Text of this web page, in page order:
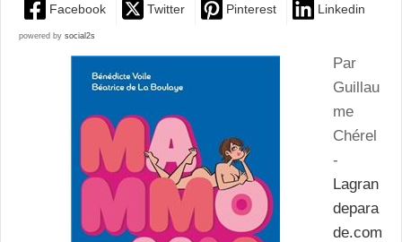
Facebook Twitter Pinterest Linkedin
powered by social2s
Par
Guillau
me
Chérel
-
Lagran
depara
de.com